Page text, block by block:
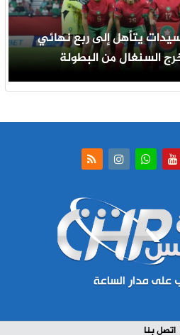
يتأهل إلى ربع نهائي
السنغال من البطولة
اتصل بنا